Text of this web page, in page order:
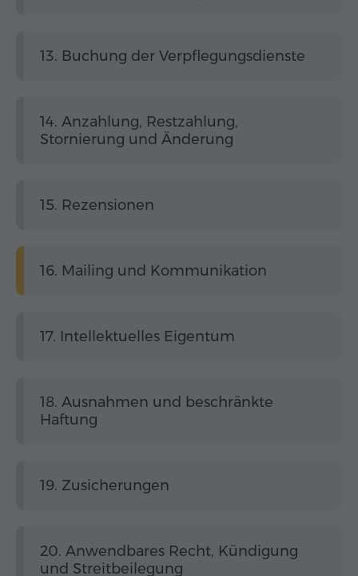
13. Buchung der Verpflegungsdienste
14. Anzahlung, Restzahlung,
Stornierung und Änderung
15. Rezensionen
16. Mailing und Kommunikation
17. Intellektuelles Eigentum
18. Ausnahmen und beschränkte
Haftung
19. Zusicherungen
20. Anwendbares Recht, Kündigung
und Streitbeilegung